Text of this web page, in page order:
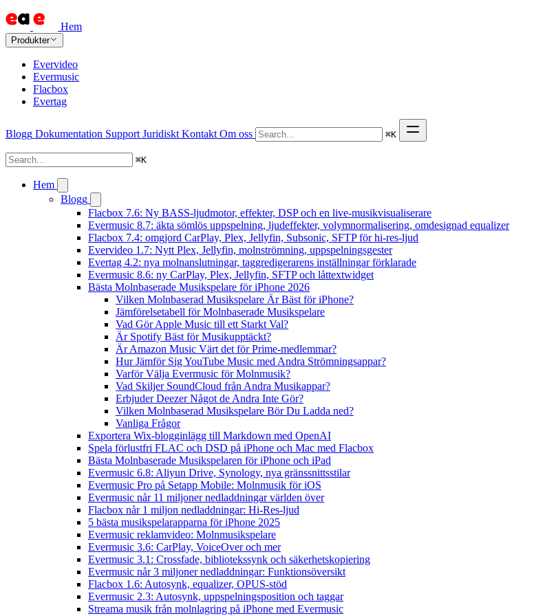
Hem
Produkter
Evervideo
Evermusic
Flacbox
Evertag
Blogg Dokumentation Support Juridiskt Kontakt Om oss ⌘K
⌘K
Hem
Blogg
Flacbox 7.6: Ny BASS-ljudmotor, effekter, DSP och en live-musikvisualiserare
Evermusic 8.7: äkta sömlös uppspelning, ljudeffekter, volymnormalisering, omdesignad equalizer
Flacbox 7.4: omgjord CarPlay, Plex, Jellyfin, Subsonic, SFTP för hi-res-ljud
Evervideo 1.7: Nytt Plex, Jellyfin, molnströmning, uppspelningsgester
Evertag 4.2: nya molnanslutningar, taggredigerarens inställningar förklarade
Evermusic 8.6: ny CarPlay, Plex, Jellyfin, SFTP och låttextwidget
Bästa Molnbaserade Musikspelare för iPhone 2026
Vilken Molnbaserad Musikspelare Är Bäst för iPhone?
Jämförelsetabell för Molnbaserade Musikspelare
Vad Gör Apple Music till ett Starkt Val?
Är Spotify Bäst för Musikupptäckt?
Är Amazon Music Värt det för Prime-medlemmar?
Hur Jämför Sig YouTube Music med Andra Strömningsappar?
Varför Välja Evermusic för Molnmusik?
Vad Skiljer SoundCloud från Andra Musikappar?
Erbjuder Deezer Något de Andra Inte Gör?
Vilken Molnbaserad Musikspelare Bör Du Ladda ned?
Vanliga Frågor
Exportera Wix-blogginlägg till Markdown med OpenAI
Spela förlustfri FLAC och DSD på iPhone och Mac med Flacbox
Bästa Molnbaserade Musikspelaren för iPhone och iPad
Evermusic 6.8: Aliyun Drive, Synology, nya gränssnittsstilar
Evermusic Pro på Setapp Mobile: Molnmusik för iOS
Evermusic når 11 miljoner nedladdningar världen över
Flacbox når 1 miljon nedladdningar: Hi-Res-ljud
5 bästa musikspelarapparna för iPhone 2025
Evermusic reklamvideo: Molnmusikspelare
Evermusic 3.6: CarPlay, VoiceOver och mer
Evermusic 3.1: Crossfade, bibliotekssynk och säkerhetskopiering
Evermusic når 3 miljoner nedladdningar: Funktionsöversikt
Flacbox 1.6: Autosynk, equalizer, OPUS-stöd
Evermusic 2.3: Autosynk, uppspelningsposition och taggar
Streama musik från molnlagring på iPhone med Evermusic